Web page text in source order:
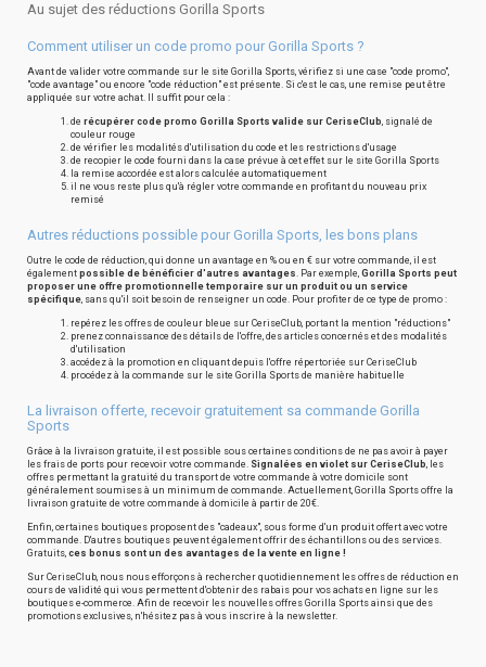
Au sujet des réductions Gorilla Sports
Comment utiliser un code promo pour Gorilla Sports ?
Avant de valider votre commande sur le site Gorilla Sports, vérifiez si une case "code promo",
"code avantage" ou encore "code réduction" est présente. Si c'est le cas, une remise peut être
appliquée sur votre achat. Il suffit pour cela :
de récupérer code promo Gorilla Sports valide sur CeriseClub, signalé de
couleur rouge
de vérifier les modalités d'utilisation du code et les restrictions d'usage
de recopier le code fourni dans la case prévue à cet effet sur le site Gorilla Sports
la remise accordée est alors calculée automatiquement
il ne vous reste plus qu'à régler votre commande en profitant du nouveau prix
remisé
Autres réductions possible pour Gorilla Sports, les bons plans
Outre le code de réduction, qui donne un avantage en % ou en € sur votre commande, il est
également possible de bénéficier d'autres avantages. Par exemple, Gorilla Sports peut
proposer une offre promotionnelle temporaire sur un produit ou un service
spécifique, sans qu'il soit besoin de renseigner un code. Pour profiter de ce type de promo :
repérez les offres de couleur bleue sur CeriseClub, portant la mention "réductions"
prenez connaissance des détails de l'offre, des articles concernés et des modalités
d'utilisation
accédez à la promotion en cliquant depuis l'offre répertoriée sur CeriseClub
procédez à la commande sur le site Gorilla Sports de manière habituelle
La livraison offerte, recevoir gratuitement sa commande Gorilla
Sports
Grâce à la livraison gratuite, il est possible sous certaines conditions de ne pas avoir à payer
les frais de ports pour recevoir votre commande. Signalées en violet sur CeriseClub, les
offres permettant la gratuité du transport de votre commande à votre domicile sont
généralement soumises à un minimum de commande. Actuellement, Gorilla Sports offre la
livraison gratuite de votre commande à domicile à partir de 20€.
Enfin, certaines boutiques proposent des "cadeaux", sous forme d'un produit offert avec votre
commande. D'autres boutiques peuvent également offrir des échantillons ou des services.
Gratuits, ces bonus sont un des avantages de la vente en ligne !
Sur CeriseClub, nous nous efforçons à rechercher quotidiennement les offres de réduction en
cours de validité qui vous permettent d'obtenir des rabais pour vos achats en ligne sur les
boutiques e-commerce. Afin de recevoir les nouvelles offres Gorilla Sports ainsi que des
promotions exclusives, n'hésitez pas à vous inscrire à la newsletter.